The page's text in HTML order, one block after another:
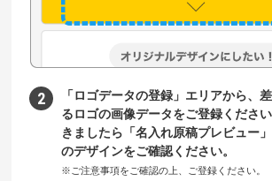
「ロゴデータの登録」エリアから、
るロゴの画像データをご登録くださ
きましたら「名入れ原稿プレビュー
のデザインをご確認ください。
※ご注意事項をご確認の上、ご登録ください。